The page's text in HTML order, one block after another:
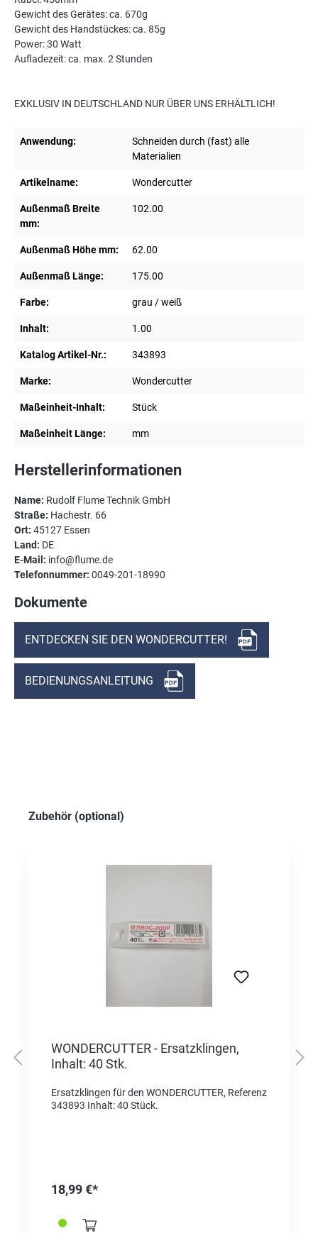
Gewicht des Gerätes: ca. 670g
Gewicht des Handstückes: ca. 85g
Power: 30 Watt
Aufladezeit: ca. max. 2 Stunden
EXKLUSIV IN DEUTSCHLAND NUR ÜBER UNS ERHÄLTLICH!
Anwendung:
Schneiden durch (fast) alle
Materialien
Artikelname: Wondercutter
Außenmaß Breite
mm:
102.00
Außenmaß Höhe mm: 62.00
Außenmaß Länge: 175.00
Farbe: grau / weiß
Inhalt: 1.00
Katalog Artikel-Nr.: 343893
Marke: Wondercutter
Maßeinheit-Inhalt: Stück
Maßeinheit Länge: mm
Herstellerinformationen
Name: Rudolf Flume Technik GmbH
Straße: Hachestr. 66
Ort: 45127 Essen
Land: DE
E-Mail: info@flume.de
Telefonnummer: 0049-201-18990
Dokumente
ENTDECKEN SIE DEN WONDERCUTTER!
BEDIENUNGSANLEITUNG
Produktgalerie überspringen
Zubehör (optional)
WONDERCUTTER - Ersatzklingen,
Inhalt: 40 Stk.
Ersatzklingen für den WONDERCUTTER, Referenz
343893 Inhalt: 40 Stück.
18,99 €*